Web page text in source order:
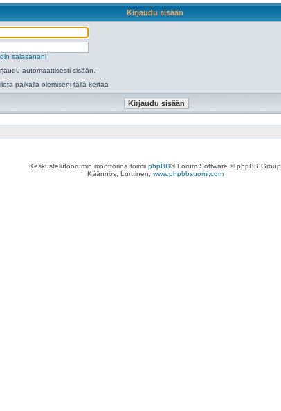
Kirjaudu sisään
salasanani
automaattisesti sisään.
paikalla olemiseni tällä kertaa
Keskustelufoorumin moottorina toimii phpBB® Forum Software © phpBB Group
Käännös, Lurttinen, www.phpbbsuomi.com